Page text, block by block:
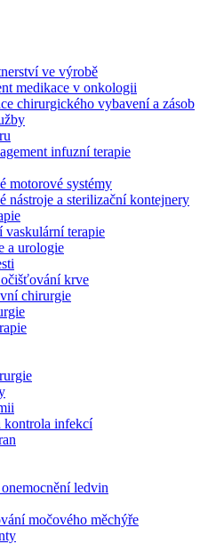
​v B. Braun. Vyhledejte náš trh
ve výrobě
medikace v onkologii
chirurgického vybavení a zásob
infuzní terapie​
motorové systémy
nástroje a sterilizační kontejnery
vaskulární terapie
a urologie
krve
chirurgie
kontrola infekcí
ledvin
močového měchýře